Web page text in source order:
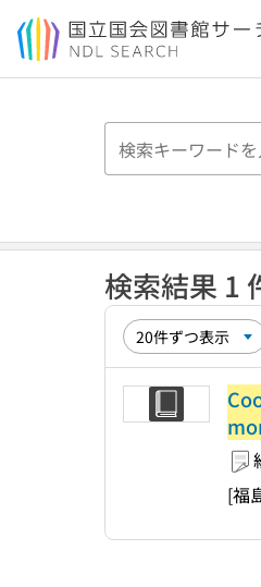
本文へ移動
検索結果 1
[福